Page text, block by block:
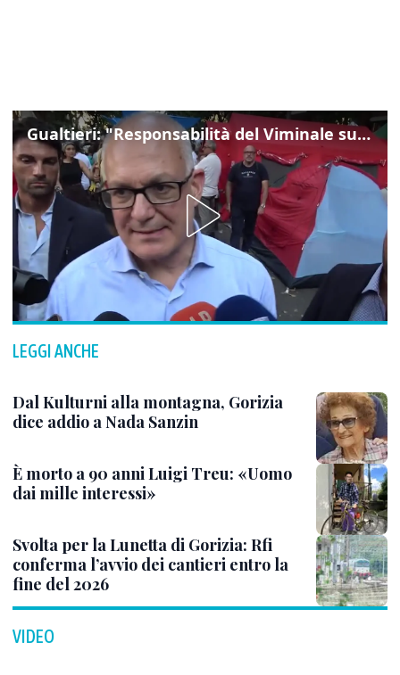
Gualtieri: "Responsabilità del Viminale su Spin Time? La posizione dei partiti è nota"
LEGGI ANCHE
Dal Kulturni alla montagna, Gorizia
dice addio a Nada Sanzin
È morto a 90 anni Luigi Treu: «Uomo
dai mille interessi»
Svolta per la Lunetta di Gorizia: Rfi
conferma l’avvio dei cantieri entro la
fine del 2026
VIDEO